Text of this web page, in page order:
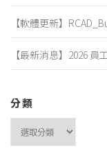
【軟體更新】
【最新消息】2026
分類